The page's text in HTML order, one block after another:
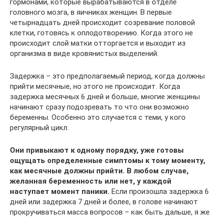
гормонами, которые вырабатываются в отделе
головного мозга, в яичниках женщин. В первые
четырнадцать дней происходит созревание половой
клетки, готовясь к оплодотворению. Когда этого не
происходит слой матки отторгается и выходит из
организма в виде кровянистых выделений.
Задержка – это предполагаемый период, когда должны
прийти месячные, но этого не происходит. Когда
задержка месячных 6 дней и больше, многие женщины
начинают сразу подозревать то что они возможно
беременны. Особенно это случается с теми, у кого
регулярный цикл.
Они привыкают к одному порядку, уже готовы
ощущать определенные симптомы к тому моменту,
как месячные должны прийти. В любом случае,
желанная беременность или нет, у каждой
наступает момент паники. Если произошла задержка 6
дней или задержка 7 дней и более, в голове начинают
прокручиваться масса вопросов – как быть дальше, я же